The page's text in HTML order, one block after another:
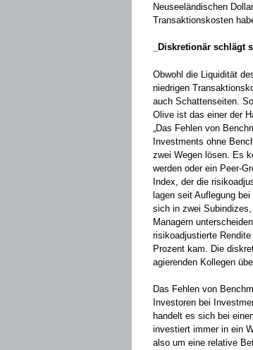
Neuseeländischen
Transaktionskosten
_Diskretionär schlägt
Obwohl die Liquidität
niedrigen
auch Schattenseiten.
Olive ist das einer der
„Das Fehlen von
Investments ohne
zwei Wegen lösen. Es
werden oder ein Peer-
Index, der die
lagen seit Auflegung
sich in zwei
Managern
risikoadjustierte
Prozent kam. Die
agierenden Kollegen
Das Fehlen von
Investoren bei
handelt es sich bei
investiert immer in ein
also um eine relative